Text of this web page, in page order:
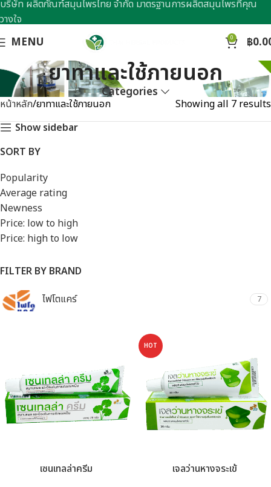
MENU 0 ฿
ยาทาและใช้ภายนอก
Categories
หน้าหลัก ยาทาและใช้ภายนอก
Showing all 7 results
Show sidebar
SORT BY
Popularity
Average rating
Newness
Price: low to high
Price: high to low
FILTER BY BRAND
ไฟโตแคร์
7
เซนเทลล่าครีม
HOT
เจลว่านหางจระเข้
บริษัท ผลิตภัณฑ์สมุนไพรไทย จำกัด มาตรฐานการผลิตสมุนไพรที่คุณ
วางใจ